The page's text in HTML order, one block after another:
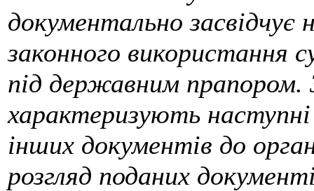
документально засвідчує
законного використання
під державним прапором.
характеризують
інших документів до
розгляд поданих